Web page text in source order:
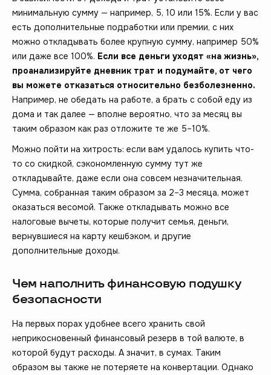
минимальную сумму — например, 5, 10 или 15%. Если у вас
есть дополнительные подработки или премии, с них
можно откладывать более крупную сумму, например 50%
или даже все 100%. Если все деньги уходят «на жизнь»,
проанализируйте дневник трат и подумайте, от чего
вы можете отказаться относительно безболезненно.
Например, не обедать на работе, а брать с собой еду из
дома и так далее — вполне вероятно, что за месяц вы
таким образом как раз отложите те же 5–10%.
Можно пойти на хитрость: если вам удалось купить что-
то со скидкой, сэкономленную сумму тут же
откладывайте, даже если она совсем незначительная.
Сумма, собранная таким образом за 2–3 месяца, может
оказаться весомой. Также откладывать можно все
налоговые вычеты, которые получит семья, деньги,
вернувшиеся на карту кешбэком, и другие
дополнительные доходы.
Чем наполнить финансовую подушку
безопасности
На первых порах удобнее всего хранить свой
неприкосновенный финансовый резерв в той валюте, в
которой будут расходы. А значит, в сумах. Таким
образом вы также не потеряете на конвертации. Однако